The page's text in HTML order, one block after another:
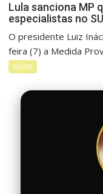
Lula sanciona MP
especialistas no
O presidente Luiz
feira (7) a Medida
SAÚDE